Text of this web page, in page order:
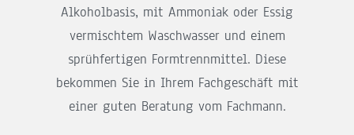
Alkoholbasis, mit Ammoniak oder Essig
vermischtem Waschwasser und einem
sprühfertigen Formtrennmittel. Diese
bekommen Sie in Ihrem Fachgeschäft mit
einer guten Beratung vom Fachmann.